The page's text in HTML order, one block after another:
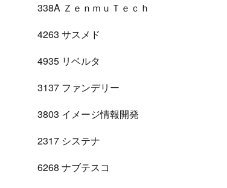
338A ＺｅｎｍｕＴｅｃｈ
4263 サスメド
4935 リベルタ
3137 ファンデリー
3803 イメージ情報開発
2317 システナ
6268 ナブテスコ